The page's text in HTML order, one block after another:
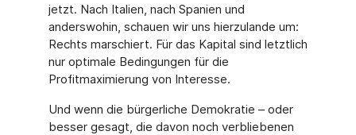
jetzt. Nach Italien, nach Spanien und
anderswohin, schauen wir uns hierzulande um:
Rechts marschiert. Für das Kapital sind letztlich
nur optimale Bedingungen für die
Profitmaximierung von Interesse.
Und wenn die bürgerliche Demokratie – oder
besser gesagt, die davon noch verbliebenen